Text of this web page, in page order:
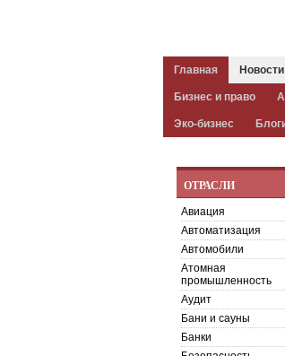
Главная Новости
Бизнес и право
Эко-бизнес
ОТРАСЛИ
Авиация
Автоматизация
Автомобили
Атомная
промышленность
Аудит
Бани и сауны
Банки